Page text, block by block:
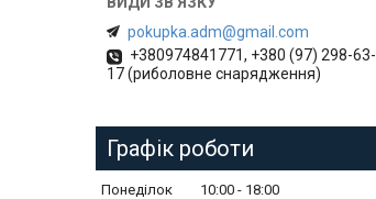
pokupka.adm@gmail.com
+380974841771, +380 (97) 298-63-
17 (риболовне снарядження)
Графік роботи
Понеділок 10:00
18:00